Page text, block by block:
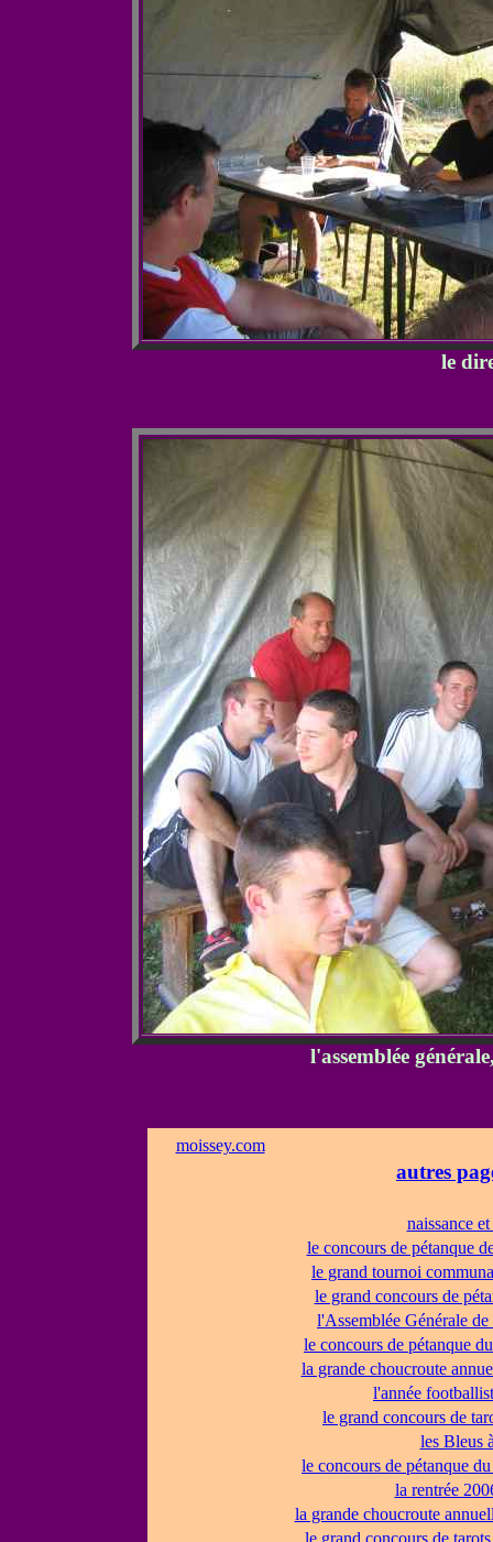
le
l'assemblée
moissey.com
autres
naissance
le concours de pétanque
le grand tournoi
le grand concours de
l'Assemblée Générale
le concours de pétanque
la grande choucroute
l'année
le grand concours de
les Bleus
le concours de pétanque
la rentrée
la grande choucroute